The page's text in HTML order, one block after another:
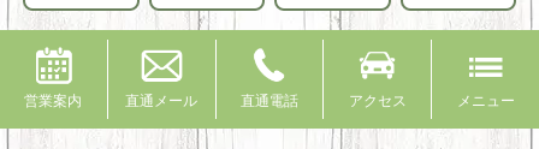
営業案内 直通メール 直通電話 アクセス メニュー